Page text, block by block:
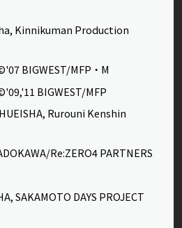
Kinnikuman Production
BIGWEST/MFP・M
BIGWEST/MFP
Rurouni Kenshin
Re:ZERO4 PARTNERS
SAKAMOTO DAYS PROJECT